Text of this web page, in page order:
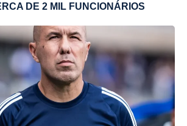
DE 2 MIL FUNCIONÁRIOS